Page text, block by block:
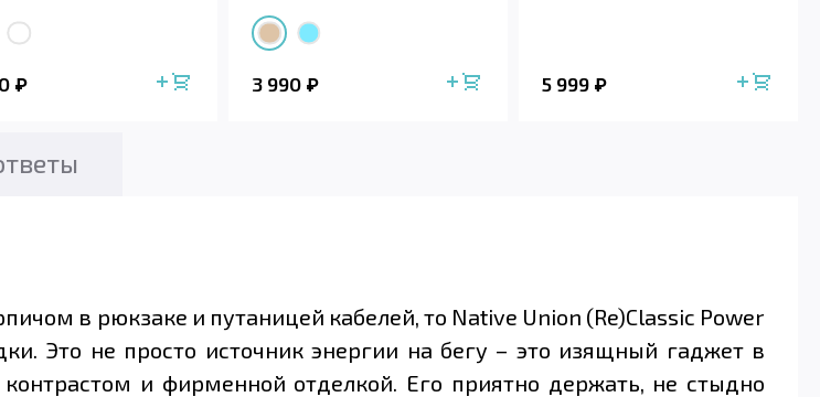
3 990 5 999
в рюкзаке и путаницей кабелей, то Native Union (Re)Classic Power
Это не просто источник энергии на бегу – это изящный гаджет в
и фирменной отделкой. Его приятно держать, не стыдно